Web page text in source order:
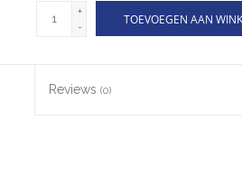
+
-
TOEVOEGEN AAN
Reviews(0)